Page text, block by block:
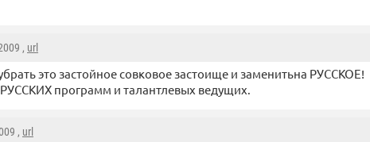
, url
это застойное совковое застоище и заменитьна РУССКОЕ!
программ и талантлевых ведущих.
, url